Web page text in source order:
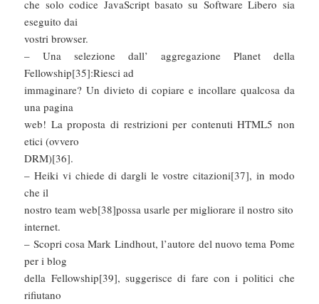
che solo codice JavaScript basato su Software Libero sia
eseguito dai
vostri browser.
– Una selezione dall’ aggregazione Planet della
Fellowship[35]:Riesci ad
immaginare? Un divieto di copiare e incollare qualcosa da
una pagina
web! La proposta di restrizioni per contenuti HTML5 non
etici (ovvero
DRM)[36].
– Heiki vi chiede di dargli le vostre citazioni[37], in modo
che il
nostro team web[38]possa usarle per migliorare il nostro sito
internet.
– Scopri cosa Mark Lindhout, l’autore del nuovo tema Pome
per i blog
della Fellowship[39], suggerisce di fare con i politici che
rifiutano